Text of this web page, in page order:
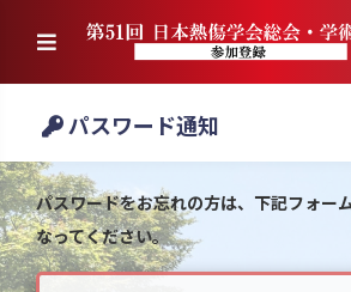
パスワード通知
パスワードをお忘れの方は、下記フォー
なってください。